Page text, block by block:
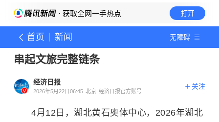
· 获取全网一手热点 打开
首页 新闻 无障碍
串起文旅完整链条
经济日报
2026年5月22日06:45 北京 经济日报官方账号
关注
4月12日，湖北黄石奥体中心，2026年湖北